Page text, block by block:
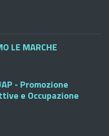
LE MARCHE
- Promozione
e Occupazione